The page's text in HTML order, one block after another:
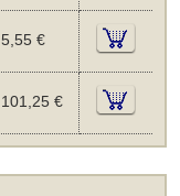
5,55 €
101,25 €